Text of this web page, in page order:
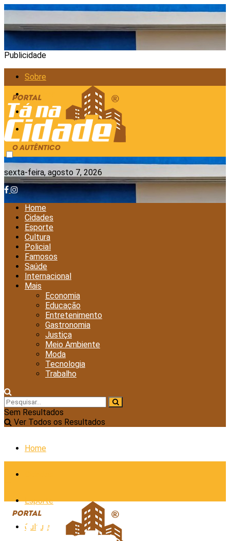
Publicidade
Sobre
Anunciar
Política de Privacidade
Contato
sexta-feira, agosto 7, 2026
Home
Cidades
Esporte
Cultura
Policial
Famosos
Saúde
Internacional
Mais
Economia
Educação
Entretenimento
Gastronomia
Justiça
Meio Ambiente
Moda
Tecnologia
Trabalho
Sem Resultados
Ver Todos os Resultados
Home
Esporte
Cultura